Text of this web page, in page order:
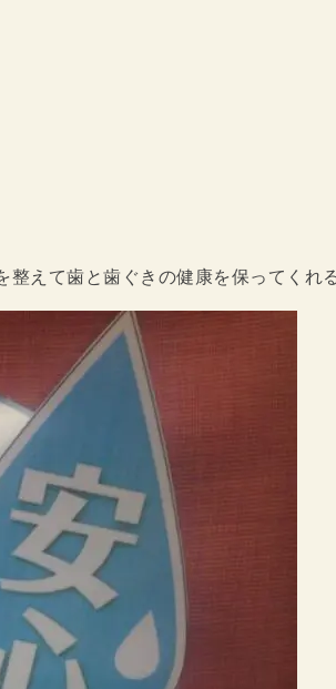
えて歯と歯ぐきの健康を保ってくれ